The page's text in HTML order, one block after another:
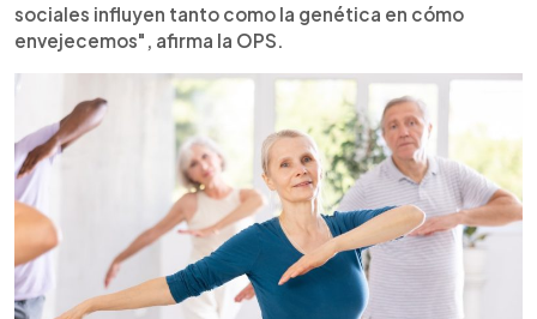
sociales influyen tanto como la genética en cómo
envejecemos", afirma la OPS.